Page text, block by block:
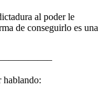
al poder le
de conseguirlo es una
hablando: